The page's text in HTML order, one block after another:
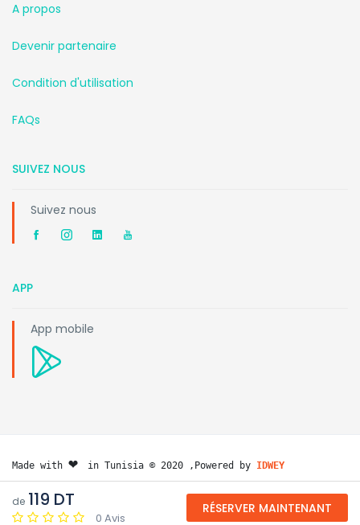
de 119 DT
0 Avis
RÉSERVER MAINTENANT
A propos
Devenir partenaire
Condition d'utilisation
FAQs
SUIVEZ NOUS
Suivez nous
APP
App mobile
Made with ❤️ in Tunisia © 2020 ,Powered by IDWEY